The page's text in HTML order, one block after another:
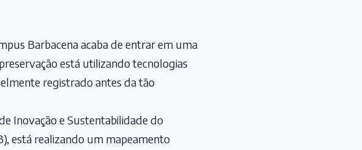
Barbacena acaba de entrar em uma
está utilizando tecnologias
registrado antes da tão
Inovação e Sustentabilidade do
está realizando um mapeamento